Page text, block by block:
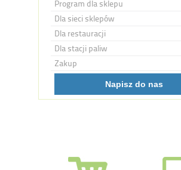
Program dla sklepu
Dla sieci sklepów
Dla restauracji
Dla stacji paliw
Zakup
Napisz do nas